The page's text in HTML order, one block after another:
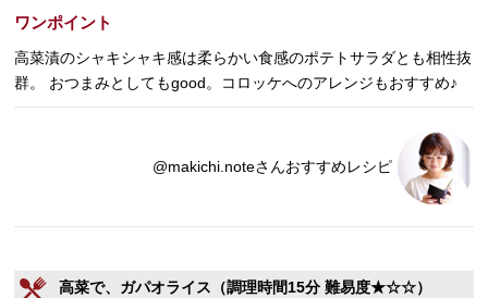
ワンポイント
高菜漬のシャキシャキ感は柔らかい食感のポテトサラダとも相性抜
群。 おつまみとしてもgood。コロッケへのアレンジもおすすめ♪
@makichi.noteさんおすすめレシピ
高菜で、ガパオライス（調理時間15分 難易度★☆☆）